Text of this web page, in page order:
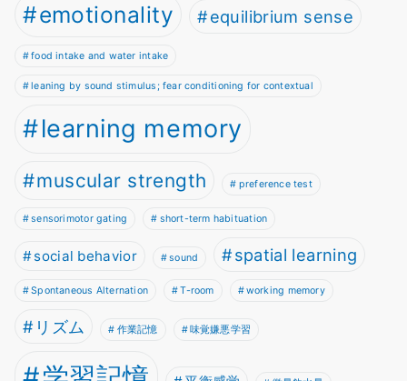
emotionality equilibrium sense
food intake and water intake
leaning by sound stimulus; fear conditioning for contextual
learning memory
muscular strength preference test
sensorimotor gating short-term habituation
social behavior sound spatial learning
Spontaneous Alternation T-room working memory
リズム 作業記憶 味覚嫌悪学習